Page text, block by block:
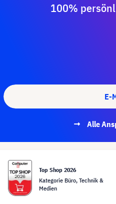
100%
E-
Alle
Top Shop 2026
Kategorie Büro, Technik &
Medien